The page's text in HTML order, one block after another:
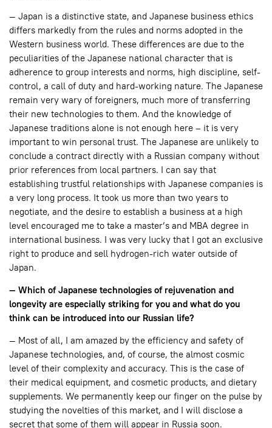
— Japan is a distinctive state, and Japanese business ethics
differs markedly from the rules and norms adopted in the
Western business world. These differences are due to the
peculiarities of the Japanese national character that is
adherence to group interests and norms, high discipline, self-
control, a call of duty and hard-working nature. The Japanese
remain very wary of foreigners, much more of transferring
their new technologies to them. And the knowledge of
Japanese traditions alone is not enough here – it is very
important to win personal trust. The Japanese are unlikely to
conclude a contract directly with a Russian company without
prior references from local partners. I can say that
establishing trustful relationships with Japanese companies is
a very long process. It took us more than two years to
negotiate, and the desire to establish a business at a high
level encouraged me to take a master’s and MBA degree in
international business. I was very lucky that I got an exclusive
right to produce and sell hydrogen-rich water outside of
Japan.
— Which of Japanese technologies of rejuvenation and
longevity are especially striking for you and what do you
think can be introduced into our Russian life?
— Most of all, I am amazed by the efficiency and safety of
Japanese technologies, and, of course, the almost cosmic
level of their complexity and accuracy. This is the case of
their medical equipment, and cosmetic products, and dietary
supplements. We permanently keep our finger on the pulse by
studying the novelties of this market, and I will disclose a
secret that some of them will appear in Russia soon.